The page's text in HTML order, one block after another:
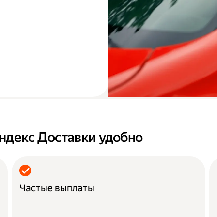
Доставки удобно
Частые выплаты